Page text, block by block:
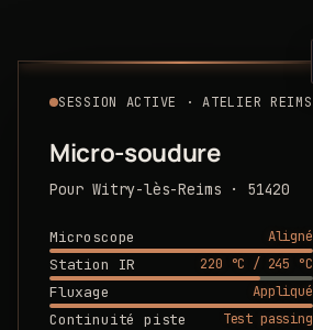
SESSION ACTIVE · ATELIER REIMS
Micro-soudure
Pour Witry-lès-Reims · 51420
Microscope
Aligné
Station IR
220 °C / 245 °C
Fluxage
Appliqué
Continuité piste
Test passing